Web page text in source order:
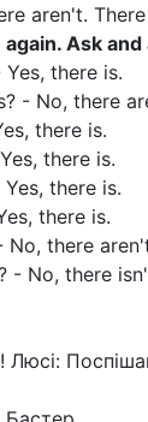
aren't.
Ask
Yes, there is.
- No, there
there is.
there is.
there is.
there is.
No, there
- No, there
Люсі: